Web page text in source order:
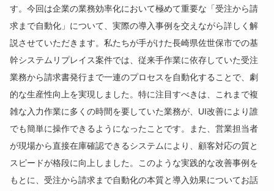
す。今回は企業の業務効率化において極めて重要な「受注から請
求まで自動化」について、実際の導入事例を交えながら詳しく解
説させていただきます。私たちが手がけた長崎県佐世保市での基
幹システムリプレイス案件では、従来手作業に依存していた受注
業務から請求書発行まで一連のプロセスを自動化することで、劇
的な生産性向上を実現しました。特に注目すべきは、これまで複
雑な入力作業に多くの時間を要していた業務が、UI改善により誰
でも簡単に操作できるようになったことです。また、営業担当者
が現場から直接在庫確認できるシステムにより、顧客対応の質と
スピードが格段に向上しました。このような実践的な改善事例を
もとに、受注から請求まで自動化の本質と導入効果についてお話